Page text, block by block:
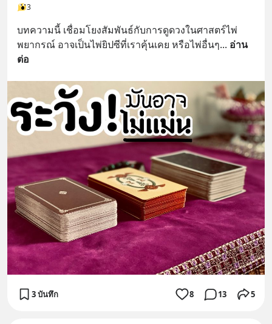
3
บทความนี้ เชื่อมโยงสัมพันธ์กับการดูดวงในศาสตร์ไพ่
พยากรณ์ อาจเป็นไพ่ยิปซีที่เราคุ้นเคย หรือไพ่อื่นๆ... อ่าน
ต่อ
3 บันทึก 8 13 5